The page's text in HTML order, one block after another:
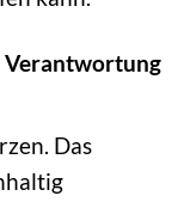
Verantwortung
Das